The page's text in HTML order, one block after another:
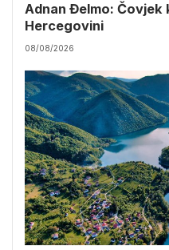
Adnan Đelmo: Čovjek
Hercegovini
08/08/2026